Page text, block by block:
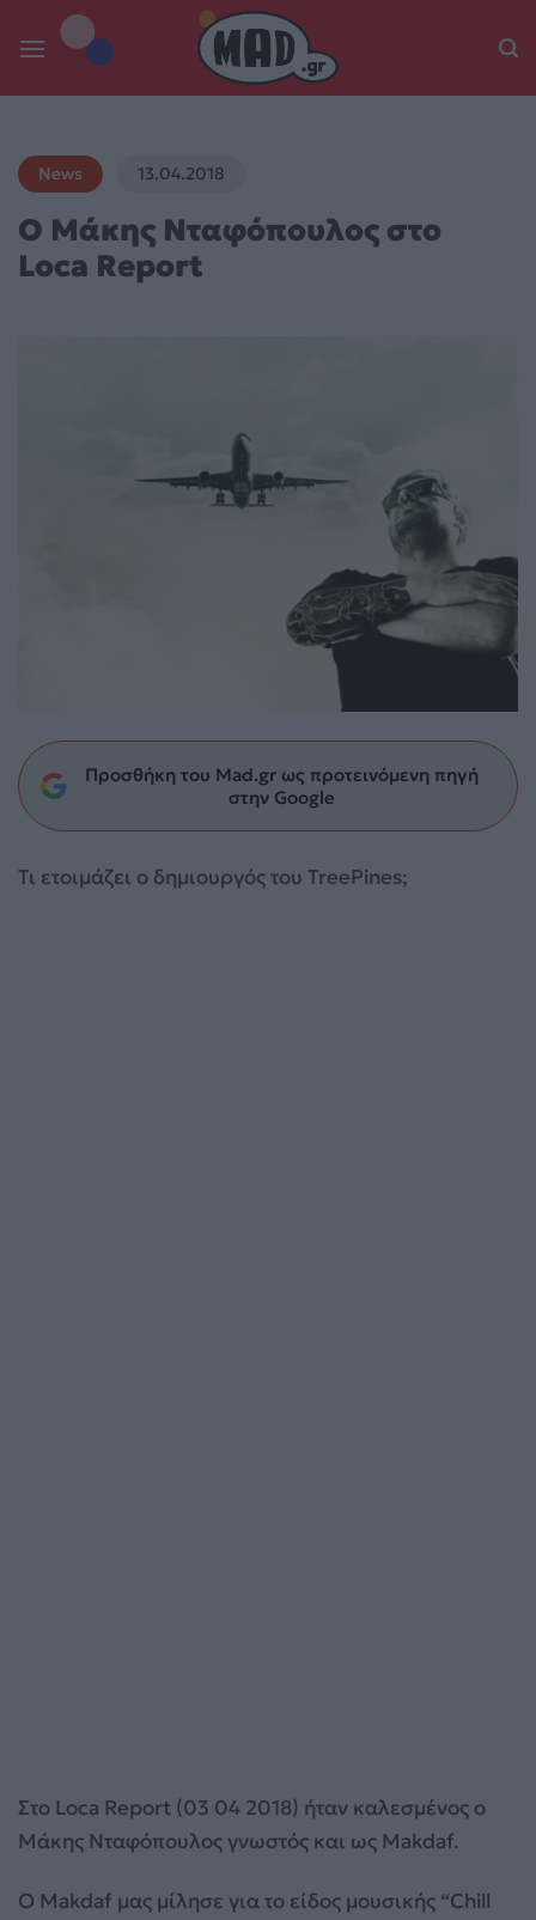
News 13.04.2018
Ο Μάκης Νταφόπουλος στο
Loca Report
Προσθήκη του Mad.gr ως προτεινόμενη πηγή
στην Google
Τι ετοιμάζει ο δημιουργός του TreePines;
Στο Loca Report (03 04 2018) ήταν καλεσμένος ο
Μάκης Νταφόπουλος γνωστός και ως Makdaf.
Ο Makdaf μας μίλησε για το είδος μουσικής “Chill